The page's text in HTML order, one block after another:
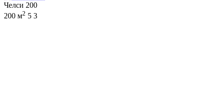
Челси 200
200 м2 5 3